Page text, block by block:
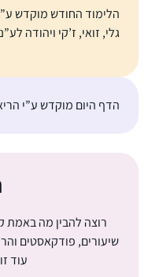
הלימוד החודש מוקדש ע”י
גלי, זואי, ז’קי ויהודה
הדף היום מוקדש ע”י
רוצה להבין מה באמת
שיעורים, פודקאסטים
עוד